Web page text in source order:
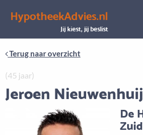
HypotheekAdvies.nl
Jij kiest, jij beslist
AanbodKeuze uit vele
Terug naar overzicht
(45 jaar)
Jeroen
De